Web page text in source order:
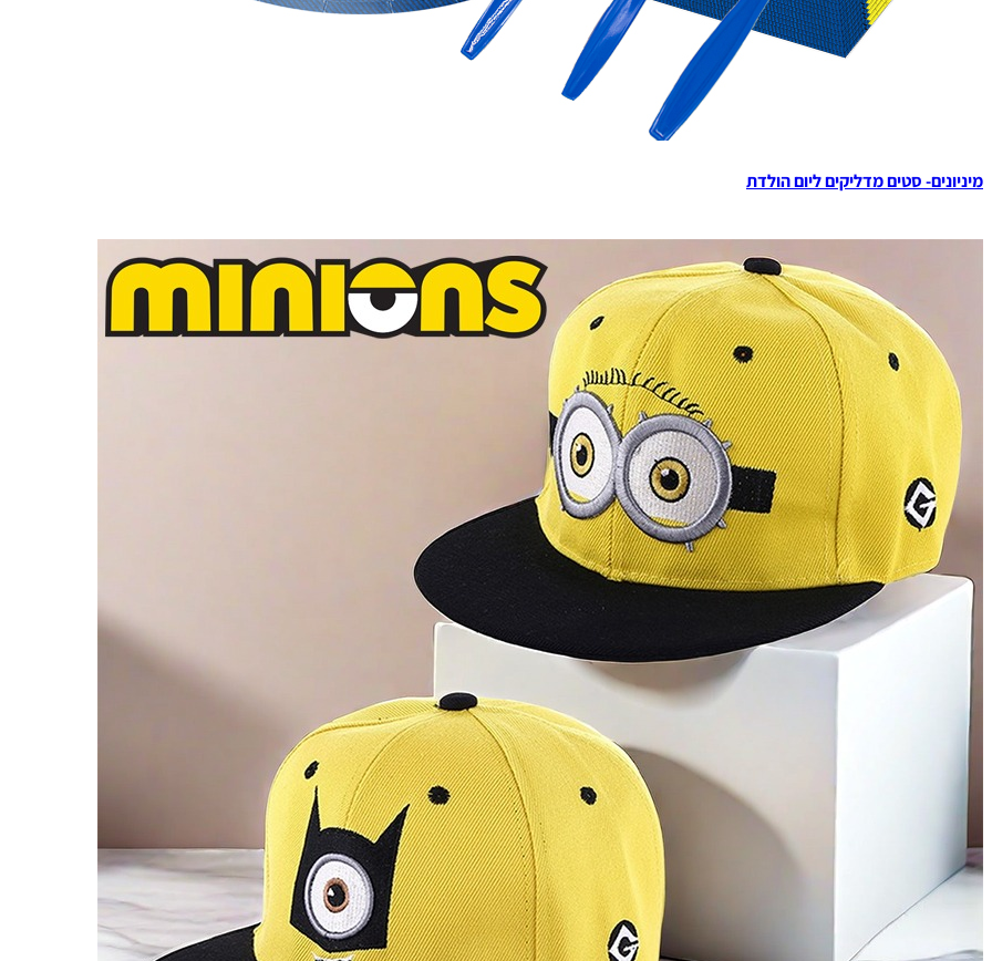
מיניונים- סטים מדליקים ליום הולדת